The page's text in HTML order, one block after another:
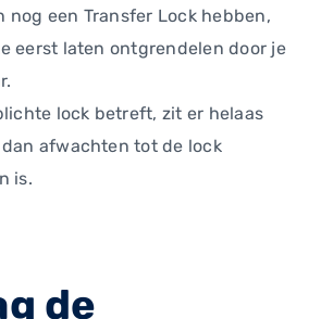
nog een Transfer Lock hebben,
eerst laten ontgrendelen door je
lock betreft, zit er helaas
afwachten tot de lock
is.
de